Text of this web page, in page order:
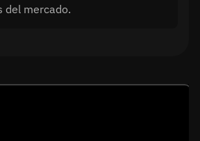
del mercado.